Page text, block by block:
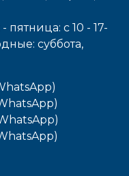
с 10 - 17-
cуббота,